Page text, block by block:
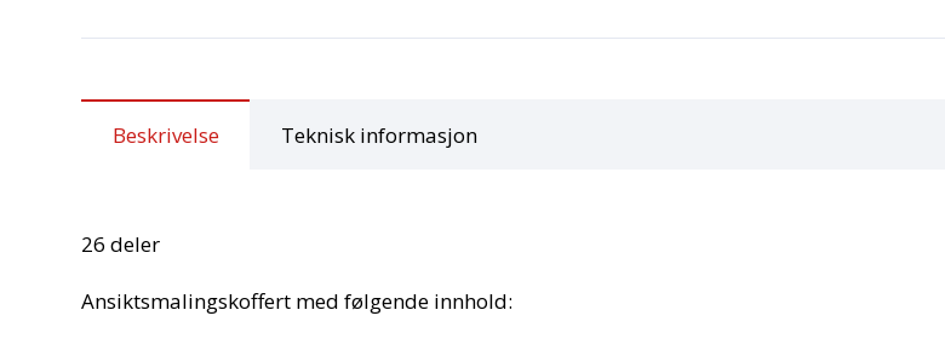
Beskrivelse Teknisk informasjon
26 deler
Ansiktsmalingskoffert med følgende innhold: